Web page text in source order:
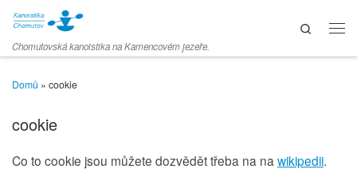
Skip to content
Chomutovská kanoistika na Kamencovém jezeře.
Search
Domů » cookie
cookie
Co to cookie jsou můžete dozvědět třeba na na wikipedii.